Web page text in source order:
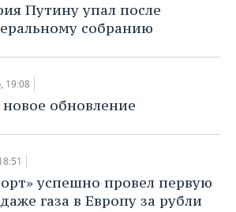
Путину упал после
собранию
19:08
обновление
успешно провел первую
газа в Европу за рубли